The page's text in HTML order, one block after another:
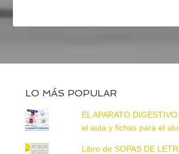
LO MÁS POPULAR
EL APARATO
el aula y fichas para el
Libro de SOPAS DE